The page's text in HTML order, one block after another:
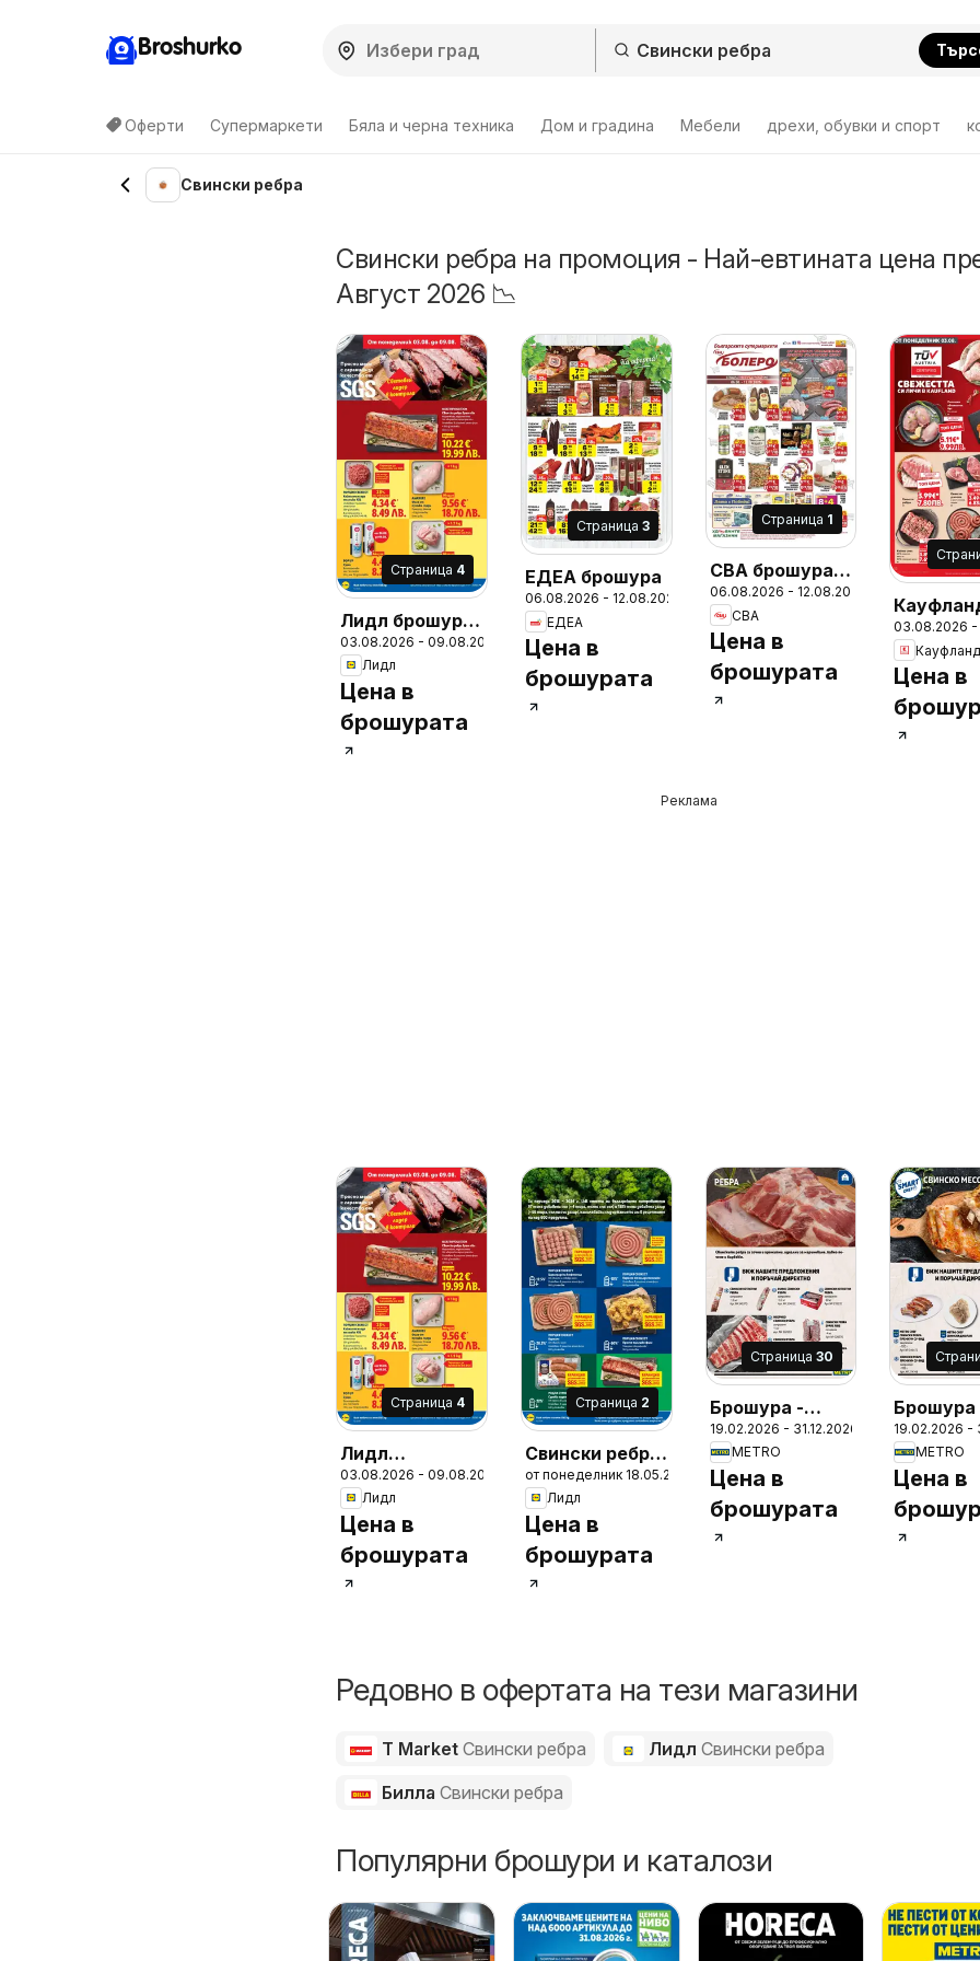
Broshurko
Оферти Супермаркети Бяла и черна техника Дом и градина Мебели дрехи, обувки и спорт
Свински ребра
Свински ребра на промоция - Най-евтината цена
Август 2026 📉
Cтраница 4
Лидл брошура
- Вкусни
моменти край
грила
03.08.2026 - 09.08.2026
Лидл
Цена в
брошурата
Cтраница 3
ЕДЕА брошура
06.08.2026 - 12.08.2026
ЕДЕА
Цена в
брошурата
Cтраница 1
CBA брошура
Бургас
06.08.2026 - 12.08.2026
CBA
Цена в
брошурата
брошура
03.08.2026
Цена в
Реклама
Cтраница 4
Лидл
Седмична
брошура
03.08.2026 - 09.08.2026
Лидл
Цена в
брошурата
Cтраница 2
Свински ребра
Spare Ribs, С
медена или
медено-люта
марината.
Подкотлетни ≈
от понеделник 18.05.2026
Лидл
Цена в
брошурата
Cтраница30
Брошура -
Месото
19.02.2026 - 31.12.2026
METRO
Цена в
брошурата
Брошура
Месото
19.02.2026 -
METRO
Цена в
Редовно в офертата на тези магазини
T Market Свински ребра ЛидлСвински ребра
Билла Свински ребра
Популярни брошури и каталози